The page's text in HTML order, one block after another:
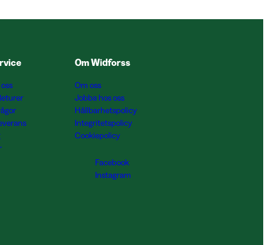
Om Widforss
Om oss
Jobba hos oss
Hållbarhetspolicy
Integritetspolicy
Cookiepolicy
Facebook
Instagram